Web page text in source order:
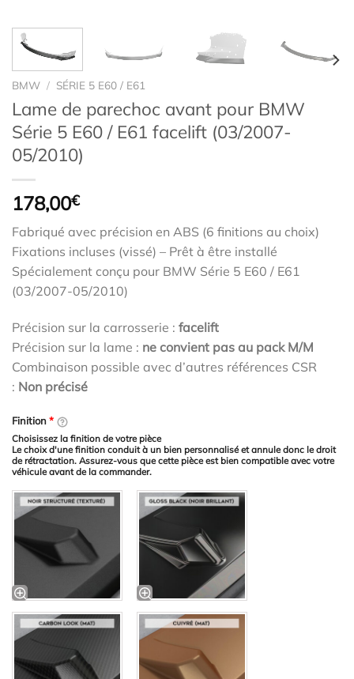
BMW / SÉRIE 5 E60 / E61
Lame de parechoc avant pour BMW
Série 5 E60 / E61 facelift (03/2007-
05/2010)
178,00€
Fabriqué avec précision en ABS (6 finitions au choix)
Fixations incluses (vissé) – Prêt à être installé
Spécialement conçu pour BMW Série 5 E60 / E61
(03/2007-05/2010)
Précision sur la carrosserie : facelift
Précision sur la lame : ne convient pas au pack M/M
Combinaison possible avec d’autres références CSR
: Non précisé
Finition*
Choisissez la finition de votre pièce
Le choix d'une finition conduit à un bien personnalisé et annule donc le droit
de rétractation. Assurez-vous que cette pièce est bien compatible avec votre
véhicule avant de la commander.